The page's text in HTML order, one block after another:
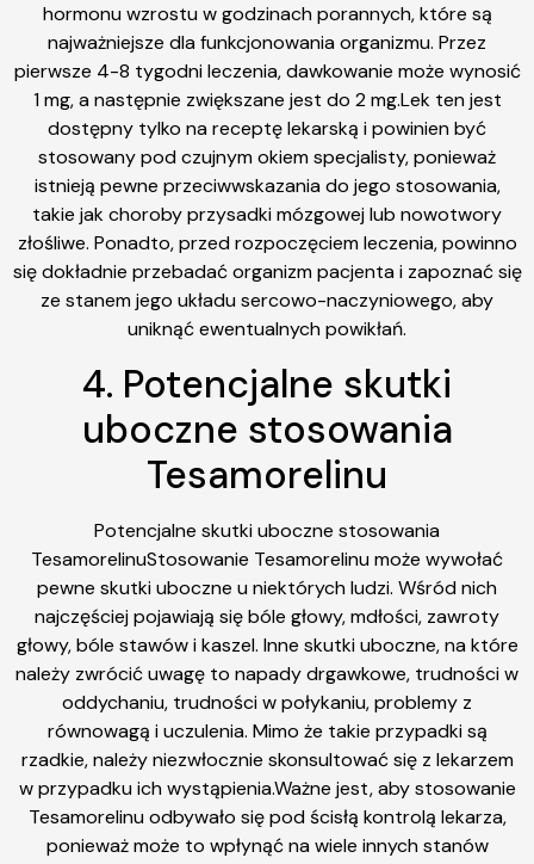
hormonu wzrostu w godzinach porannych, które są
najważniejsze dla funkcjonowania organizmu. Przez
pierwsze 4-8 tygodni leczenia, dawkowanie może wynosić
1 mg, a następnie zwiększane jest do 2 mg.Lek ten jest
dostępny tylko na receptę lekarską i powinien być
stosowany pod czujnym okiem specjalisty, ponieważ
istnieją pewne przeciwwskazania do jego stosowania,
takie jak choroby przysadki mózgowej lub nowotwory
złośliwe. Ponadto, przed rozpoczęciem leczenia, powinno
się dokładnie przebadać organizm pacjenta i zapoznać się
ze stanem jego układu sercowo-naczyniowego, aby
uniknąć ewentualnych powikłań.
4. Potencjalne skutki
uboczne stosowania
Tesamorelinu
Potencjalne skutki uboczne stosowania
TesamorelinuStosowanie Tesamorelinu może wywołać
pewne skutki uboczne u niektórych ludzi. Wśród nich
najczęściej pojawiają się bóle głowy, mdłości, zawroty
głowy, bóle stawów i kaszel. Inne skutki uboczne, na które
należy zwrócić uwagę to napady drgawkowe, trudności w
oddychaniu, trudności w połykaniu, problemy z
równowagą i uczulenia. Mimo że takie przypadki są
rzadkie, należy niezwłocznie skonsultować się z lekarzem
w przypadku ich wystąpienia.Ważne jest, aby stosowanie
Tesamorelinu odbywało się pod ścisłą kontrolą lekarza,
ponieważ może to wpłynąć na wiele innych stanów